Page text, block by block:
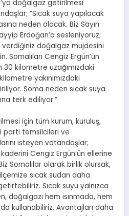
doğalgaz getirilmesi
“Sıcak suya yapılacak
neden olacak. Biz Sayın
Erdoğan’a sesleniyoruz;
verdiğiniz doğalgaz müjdesini
Cengiz Ergün’ün
30 kilometre uzağımızdaki
yakınımızdaki
Soma neden sıcak suya
terk ediliyor.”
için tüm kurum, kuruluş,
parti temsilcileri ve
isteyen vatandaşlar;
kaderini Cengiz Ergün’ün ellerine
Somalılar olarak birlik olursak,
sıcak sudan daha
Sıcak suyu yalnızca
doğalgazı hem ısınmada, hem
kullanabiliriz. Avantajları daha